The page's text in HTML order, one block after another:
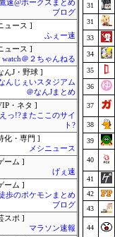
鷹速@ホークスまとめ
ブログ
ュース ]
ふぇー速
ュース ]
watch＠２ちゃんねる
んJ・野球 ]
んじぇいスタジアム
＠なんJまとめ
・ネタ ]
えっ!?またここのサイ
ト?
化・専門 ]
メシニュース
ーム ]
げぇ速
ーム ]
歩のポケモンまとめ
ブログ
スポ ]
マラソン速報
31
31
33
34
35
36
37
38
39
40
41
42
43
44